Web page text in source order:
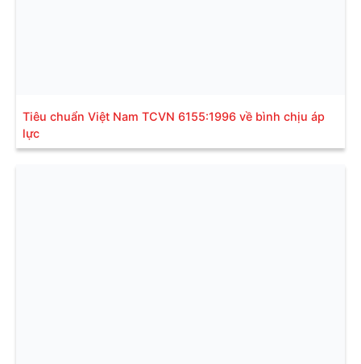
Tiêu chuẩn Việt Nam TCVN 6155:1996 về bình chịu áp
lực